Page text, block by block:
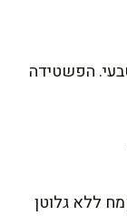
הפשטידה
ללא גלוטן